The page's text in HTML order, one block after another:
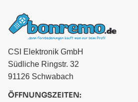
CSI Elektronik GmbH
Südliche Ringstr. 32
91126 Schwabach
ÖFFNUNGSZEITEN: